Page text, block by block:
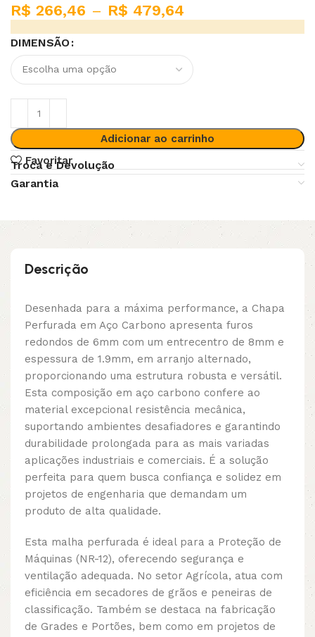
R$ 266,46 – R$ 479,64
DIMENSÃO
Adicionar ao carrinho
Favoritar
Troca e Devolução
Garantia
Descrição
Desenhada para a máxima performance, a Chapa
Perfurada em Aço Carbono apresenta furos
redondos de 6mm com um entrecentro de 8mm e
espessura de 1.9mm, em arranjo alternado,
proporcionando uma estrutura robusta e versátil.
Esta composição em aço carbono confere ao
material excepcional resistência mecânica,
suportando ambientes desafiadores e garantindo
durabilidade prolongada para as mais variadas
aplicações industriais e comerciais. É a solução
perfeita para quem busca confiança e solidez em
projetos de engenharia que demandam um
produto de alta qualidade.
Esta malha perfurada é ideal para a Proteção de
Máquinas (NR-12), oferecendo segurança e
ventilação adequada. No setor Agrícola, atua com
eficiência em secadores de grãos e peneiras de
classificação. Também se destaca na fabricação
de Grades e Portões, bem como em projetos de